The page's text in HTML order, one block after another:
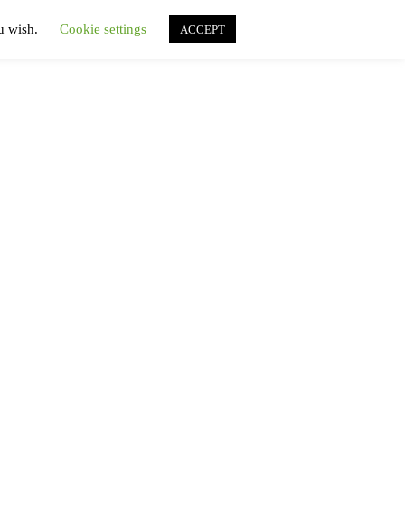
wish. Cookie settings ACCEPT